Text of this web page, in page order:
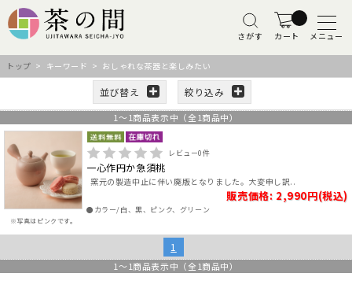
さがす カート メニュー
トップ > キーワード > おしゃれな茶器と楽しみたい
並び替え 絞り込み
1 ～ 1商品表示中（全 1商品中）
※写真はピンクです。
レビュー0件
一心作円か急須桃
窯元の製造中止に伴い廃版となりました。大変申し訳..
販売価格: 2,990円(税込)
●カラー/白、黒、ピンク、グリーン
1
1 ～ 1商品表示中（全 1商品中）